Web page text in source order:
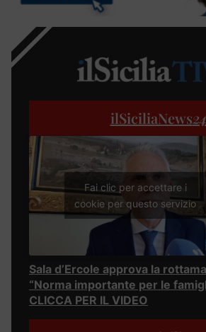
ilSiciliaNews24
Fai clic per accettare i
cookie per questo servizio
Sala d’Ercole approva la
“Norma importante per le
CLICCA PER IL VIDEO